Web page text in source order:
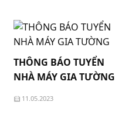
THÔNG BÁO TUYỂN
NHÀ MÁY GIA TƯỜNG
11.05.2023